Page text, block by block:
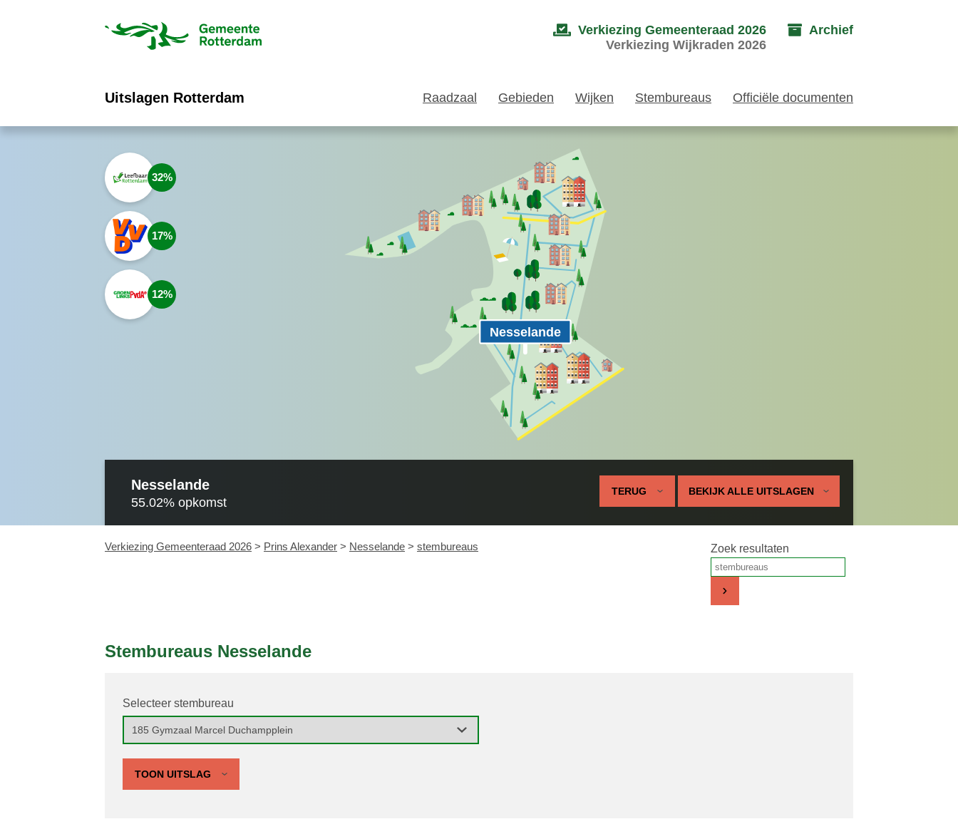
Verkiezing Gemeenteraad 2026
Verkiezing Wijkraden 2026
Archief
Uitslagen Rotterdam Raadzaal Gebieden Wijken Stembureaus Officiële documenten
Nesselande
32
17
12
Nesselande
55.02% opkomst
TERUG BEKIJK ALLE UITSLAGEN
Verkiezing Gemeenteraad 2026 > Prins Alexander > Nesselande > stembureaus Zoek resultaten
Stembureaus Nesselande
Selecteer stembureau
TOON UITSLAG